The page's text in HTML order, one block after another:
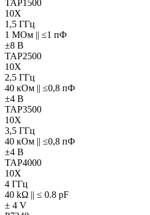
TAP1500
10X
1,5 ГГц
1 МОм || ≤1 пФ
±8 В
TAP2500
10X
2,5 ГГц
40 кОм || ≤0,8 пФ
±4 В
TAP3500
10X
3,5 ГГц
40 кОм || ≤0,8 пФ
±4 В
TAP4000
10X
4 ГГц
40 kΩ || ≤ 0.8 pF
± 4 V